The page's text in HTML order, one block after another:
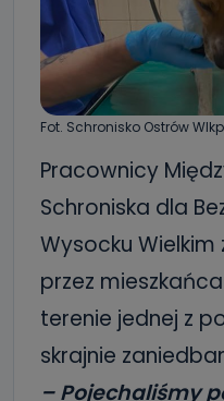
Fot. Schronisko Ostrów
Pracownicy
Schroniska dla
Wysocku
przez
terenie jednej z
skrajnie
– Pojechaliśmy